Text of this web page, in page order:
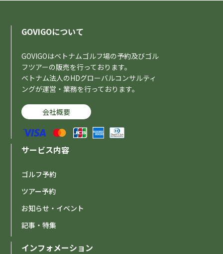
GOVIGOについて
GOVIGOはベトナムゴルフ場の予約及びゴル
フツアーの販売を行っております。
ベトナム法人のHDグローバルコンサルティ
ングが運営・業務を行っております。
会社概要
サービス内容
ゴルフ予約
ツアー予約
お知らせ・イベント
記事・特集
インフォメーション